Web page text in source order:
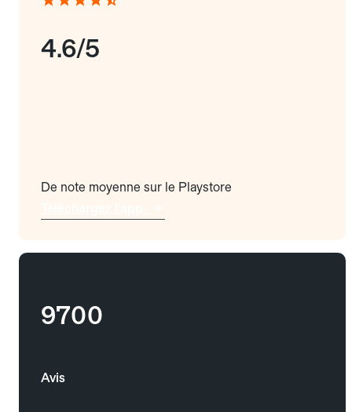
4.6/5
De note moyenne sur le Playstore
9700
Avis